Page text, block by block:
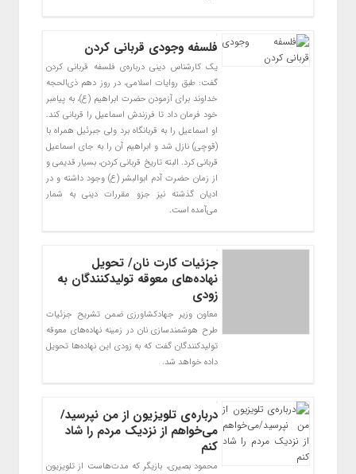
فلسفه وجودی قربانی کردن
یک کارشناس دینی درباره‌ی فلسفه قربانی کردن
گفت: طبق روایات اسلامی، در روز دهم ذی‌الحجه
خداوند برای آزمودن حضرت ابراهیم (ع)، به پیامبر
خود فرمان داد تا فرزندش اسماعیل را قربانی کند.
او اسماعیل را به قربانگاه برد ولی جبرئیل همراه با
(قوچی) نازل شد و ابراهیم آن را به جای اسماعیل
قربانی کرد. البته تاریخ قربانی کردن، بسیار قدیمی و
از زمان حضرت آدم ابوالبشر (ع) وجود داشته و در
ادیان گذشته نیز جزو مقررات دینی به شمار
می‌آمده است.
جزئیات کارت نان/ تحویل
نهاده‌های معوقه تولیدکنندگان به
زودی
معاون وزیر جهادکشاورزی ضمن تشریح جزئیات
طرح هوشمندسازی نان در زمینه نهاده‌های معوقه
تولیدکنندگان گفت که به زودی این نهاده‌ها تحویل
داده خواهد شد.
درباره‌ی تلویزیون از من نپرسید/
می‌خواهم از نزدیک مردم را شاد
کنم
محمود بصیری، بازیگر که مدت‌هاست از تلویزیون